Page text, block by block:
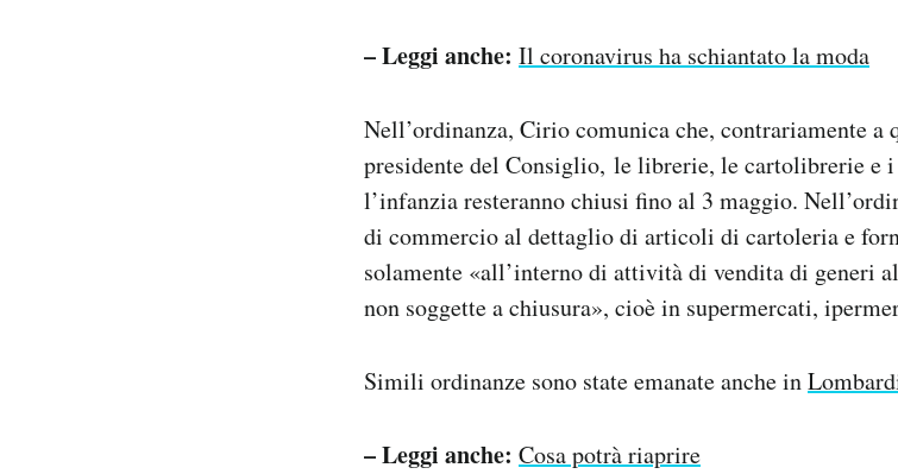
– Leggi anche: Il coronavirus ha schiantato la moda
Nell’ordinanza, Cirio comunica che, contrariamente a
presidente del Consiglio, le librerie, le cartolibrerie e
l’infanzia resteranno chiusi fino al 3 maggio.
di commercio al dettaglio di articoli di cartoleria e
solamente «all’interno di attività di vendita di generi
non soggette a chiusura», cioè in supermercati,
Simili ordinanze sono state emanate anche in
– Leggi anche: Cosa potrà riaprire